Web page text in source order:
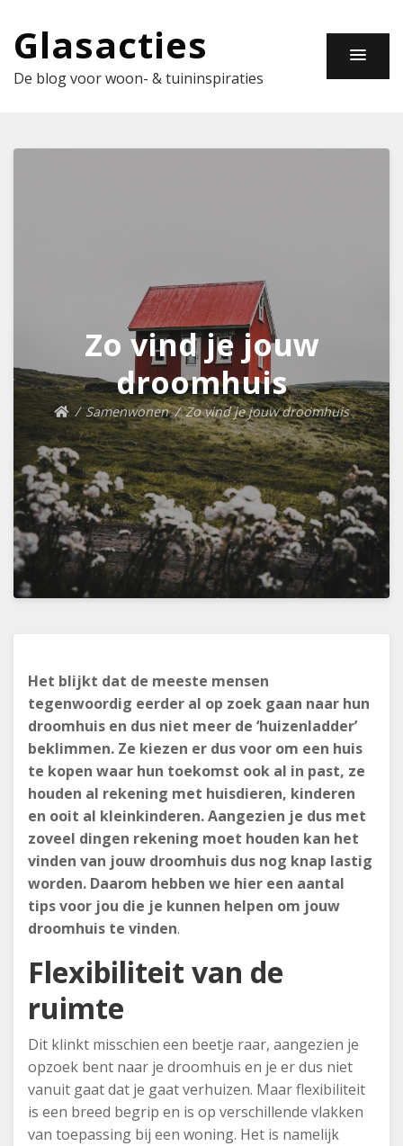
Glasacties
De blog voor woon- & tuininspiraties
Zo vind je jouw
droomhuis
Samenwonen Zo vind je jouw droomhuis
Het blijkt dat de meeste mensen
tegenwoordig eerder al op zoek gaan naar hun
droomhuis en dus niet meer de ‘huizenladder’
beklimmen. Ze kiezen er dus voor om een huis
te kopen waar hun toekomst ook al in past, ze
houden al rekening met huisdieren, kinderen
en ooit al kleinkinderen. Aangezien je dus met
zoveel dingen rekening moet houden kan het
vinden van jouw droomhuis dus nog knap lastig
worden. Daarom hebben we hier een aantal
tips voor jou die je kunnen helpen om jouw
droomhuis te vinden.
Flexibiliteit van de
ruimte
Dit klinkt misschien een beetje raar, aangezien je
opzoek bent naar je droomhuis en je er dus niet
vanuit gaat dat je gaat verhuizen. Maar flexibiliteit
is een breed begrip en is op verschillende vlakken
van toepassing bij een woning. Het is namelijk